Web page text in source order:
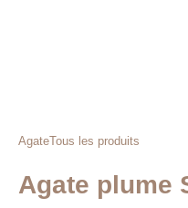
AgateTous les produits
Agate plume